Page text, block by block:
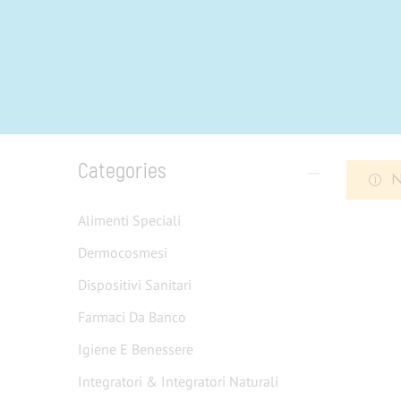
Categories
Alimenti Speciali
Dermocosmesi
Dispositivi Sanitari
Farmaci Da Banco
Igiene E Benessere
Integratori & Integratori Naturali